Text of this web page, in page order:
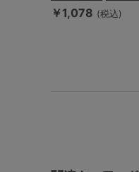
￥1,078 (税込)